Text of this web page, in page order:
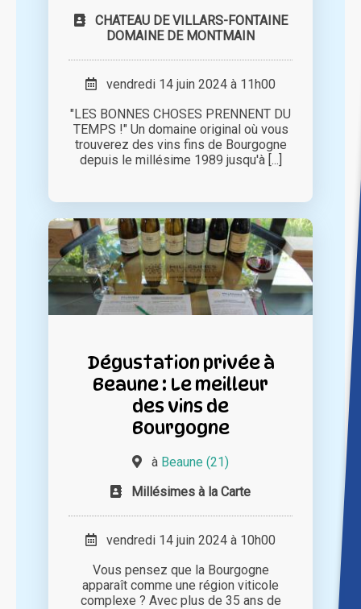
CHATEAU DE VILLARS-FONTAINE
DOMAINE DE MONTMAIN
vendredi 14 juin 2024 à 11h00
"LES BONNES CHOSES PRENNENT DU
TEMPS !" Un domaine original où vous
trouverez des vins fins de Bourgogne
depuis le millésime 1989 jusqu'à [...]
Dégustation privée à
Beaune : Le meilleur
des vins de
Bourgogne
à Beaune (21)
Millésimes à la Carte
vendredi 14 juin 2024 à 10h00
Vous pensez que la Bourgogne
apparaît comme une région viticole
complexe ? Avec plus de 35 ans de